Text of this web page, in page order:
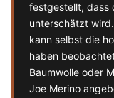
festgestellt, dass
unterschätzt
kann selbst die
haben
Baumwolle oder
Joe Merino